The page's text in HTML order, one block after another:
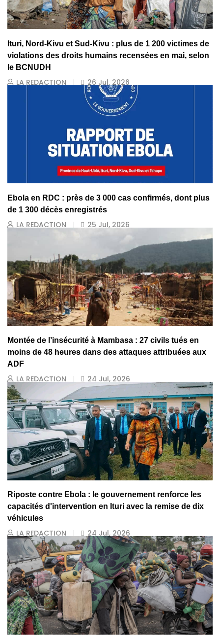
Ituri, Nord-Kivu et Sud-Kivu : plus de 1 200 victimes de
violations des droits humains recensées en mai, selon
le BCNUDH
LA REDACTION 26 Jul, 2026
Ebola en RDC : près de 3 000 cas confirmés, dont plus
de 1 300 décès enregistrés
LA REDACTION 25 Jul, 2026
Montée de l’insécurité à Mambasa : 27 civils tués en
moins de 48 heures dans des attaques attribuées aux
ADF
LA REDACTION 24 Jul, 2026
Riposte contre Ebola : le gouvernement renforce les
capacités d'intervention en Ituri avec la remise de dix
véhicules
LA REDACTION 24 Jul, 2026